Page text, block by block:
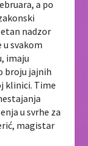
a po
nadzor
svakom
imaju
broju jajnih
klinici. Time
u svrhe za
magistar